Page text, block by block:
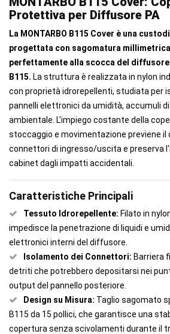
Protettiva per Diffusore PA
La MONTARBO B115 Cover è una
progettata con sagomatura
perfettamente alla scocca del
B115. La struttura è realizzata in nylon
con proprietà idrorepellenti, studiata per
pannelli elettronici da umidità, accumuli
ambientale. L'impiego costante della
stoccaggio e movimentazione previene il
connettori di ingresso/uscita e preserva
cabinet dagli impatti accidentali.
Caratteristiche Principali
Tessuto Idrorepellente: Filato in
impedisce la penetrazione di liquidi e
elettronici interni del diffusore.
Isolamento dei Connettori: Barriera
detriti che potrebbero depositarsi nei
output del pannello posteriore.
Design su Misura: Taglio sagomato
B115 da 15 pollici, che garantisce una
copertura senza scivolamenti durante il